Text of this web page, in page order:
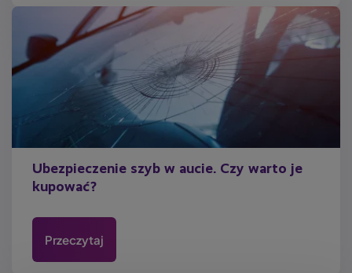
Ubezpieczenie szyb w aucie. Czy warto je
kupować?
Przeczytaj